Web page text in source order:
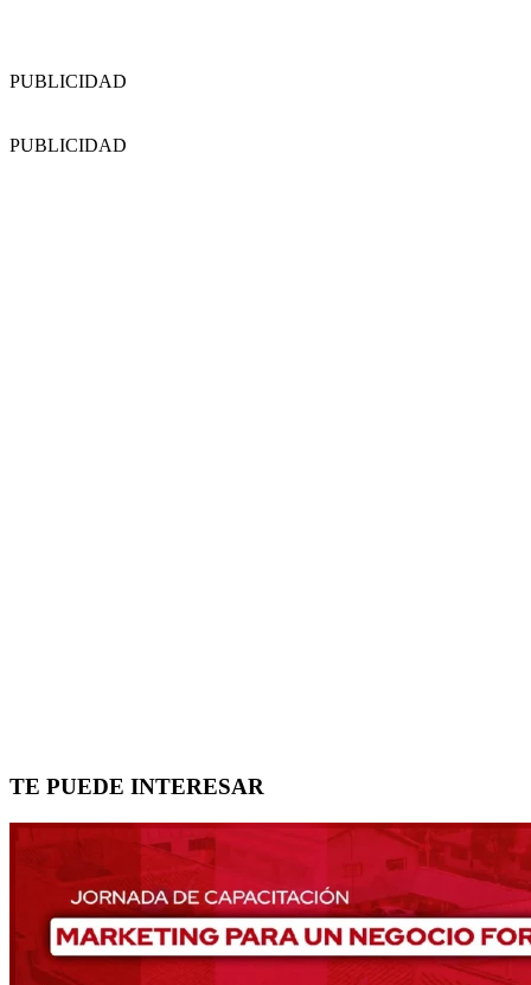
PUBLICIDAD
PUBLICIDAD
TE PUEDE INTERESAR